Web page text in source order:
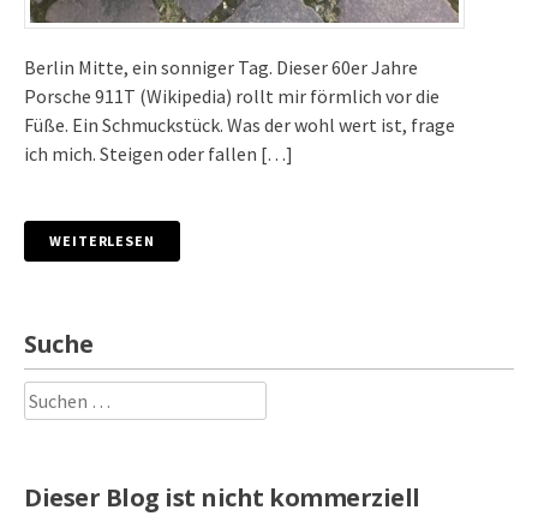
Berlin Mitte, ein sonniger Tag. Dieser 60er Jahre
Porsche 911T (Wikipedia) rollt mir förmlich vor die
Füße. Ein Schmuckstück. Was der wohl wert ist, frage
ich mich. Steigen oder fallen […]
WEITERLESEN
Suche
Suchen
nach:
Dieser Blog ist nicht kommerziell